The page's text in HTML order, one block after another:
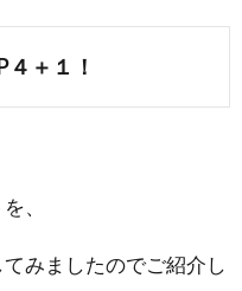
＋１！
、
みましたのでご紹介し